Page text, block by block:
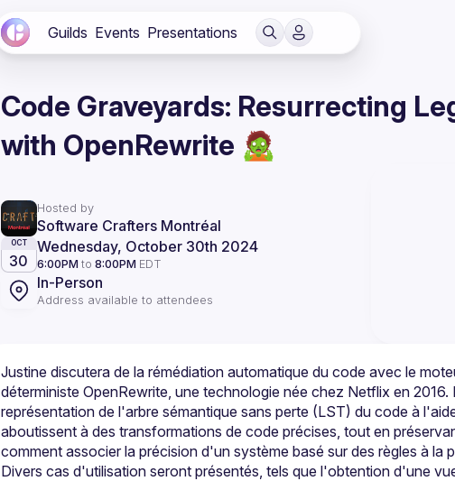
Guilds Events Presentations
Code Graveyards: Resurrecting
with OpenRewrite 🧟
Hosted by
Software Crafters Montréal
OCT
30
Wednesday, October 30th 2024
6:00PM to 8:00PM EDT
In-Person
Address available to attendees
Justine discutera de la rémédiation automatique du code avec le
déterministe OpenRewrite, une technologie née chez Netflix en
représentation de l'arbre sémantique sans perte (LST) du code à
aboutissent à des transformations de code précises, tout en
comment associer la précision d'un système basé sur des règles à la
Divers cas d'utilisation seront présentés, tels que l'obtention d'une